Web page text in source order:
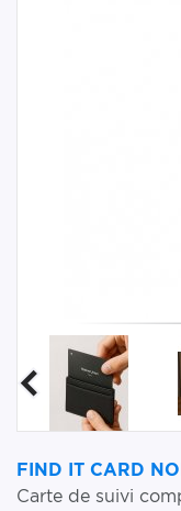
FIND IT CARD
Carte de suivi